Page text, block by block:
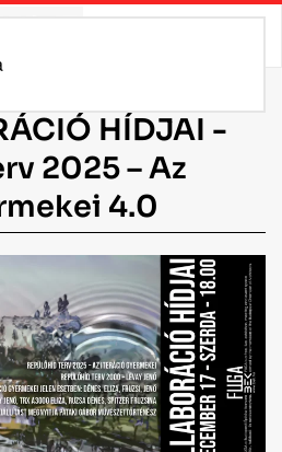
HÍDJAI -
2025 – Az
4.0